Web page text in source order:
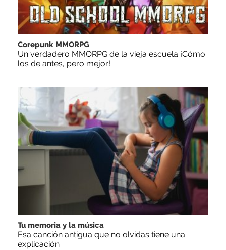
Corepunk MMORPG
Un verdadero MMORPG de la vieja escuela ¡Cómo
los de antes, pero mejor!
Tu memoria y la música
Esa canción antigua que no olvidas tiene una
explicación